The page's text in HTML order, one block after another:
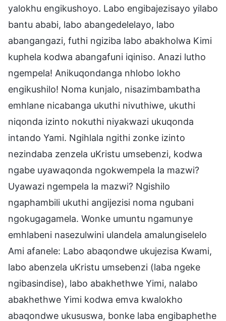
yalokhu engikushoyo. Labo engibajezisayo yilabo
bantu ababi, labo abangedelelayo, labo
abangangazi, futhi ngiziba labo abakholwa Kimi
kuphela kodwa abangafuni iqiniso. Anazi lutho
ngempela! Anikuqondanga nhlobo lokho
engikushilo! Noma kunjalo, nisazimbambatha
emhlane nicabanga ukuthi nivuthiwe, ukuthi
niqonda izinto nokuthi niyakwazi ukuqonda
intando Yami. Ngihlala ngithi zonke izinto
nezindaba zenzela uKristu umsebenzi, kodwa
ngabe uyawaqonda ngokwempela la mazwi?
Uyawazi ngempela la mazwi? Ngishilo
ngaphambili ukuthi angijezisi noma ngubani
ngokugagamela. Wonke umuntu ngamunye
emhlabeni nasezulwini ulandela amalungiselelo
Ami afanele: Labo abaqondwe ukujezisa Kwami,
labo abenzela uKristu umsebenzi (laba ngeke
ngibasindise), labo abakhethwe Yimi, nalabo
abakhethwe Yimi kodwa emva kwalokho
abaqondwe ukususwa, bonke laba engibaphethe